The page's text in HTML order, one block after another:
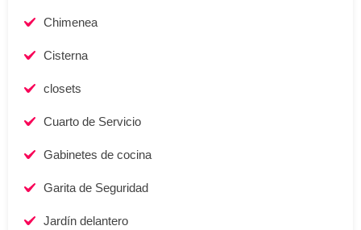
Chimenea
Cisterna
closets
Cuarto de Servicio
Gabinetes de cocina
Garita de Seguridad
Jardín delantero